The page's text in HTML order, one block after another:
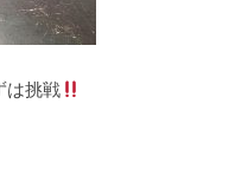
は挑戦